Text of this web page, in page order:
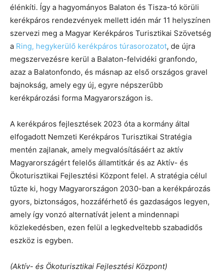
élénkíti. Így a hagyományos Balaton és Tisza-tó körüli
kerékpáros rendezvények mellett idén már 11 helyszínen
szervezi meg a Magyar Kerékpáros Turisztikai Szövetség
a Ring, hegykerülő kerékpáros túrasorozatot, de újra
megszervezésre kerül a Balaton-felvidéki granfondo,
azaz a Balatonfondo, és másnap az első országos gravel
bajnokság, amely egy új, egyre népszerűbb
kerékpározási forma Magyarországon is.
A kerékpáros fejlesztések 2023 óta a kormány által
elfogadott Nemzeti Kerékpáros Turisztikai Stratégia
mentén zajlanak, amely megvalósításáért az aktív
Magyarországért felelős államtitkár és az Aktív- és
Ökoturisztikai Fejlesztési Központ felel. A stratégia célul
tűzte ki, hogy Magyarországon 2030-ban a kerékpározás
gyors, biztonságos, hozzáférhető és gazdaságos legyen,
amely így vonzó alternatívát jelent a mindennapi
közlekedésben, ezen felül a legkedveltebb szabadidős
eszköz is egyben.
(Aktív- és Ökoturisztikai Fejlesztési Központ)